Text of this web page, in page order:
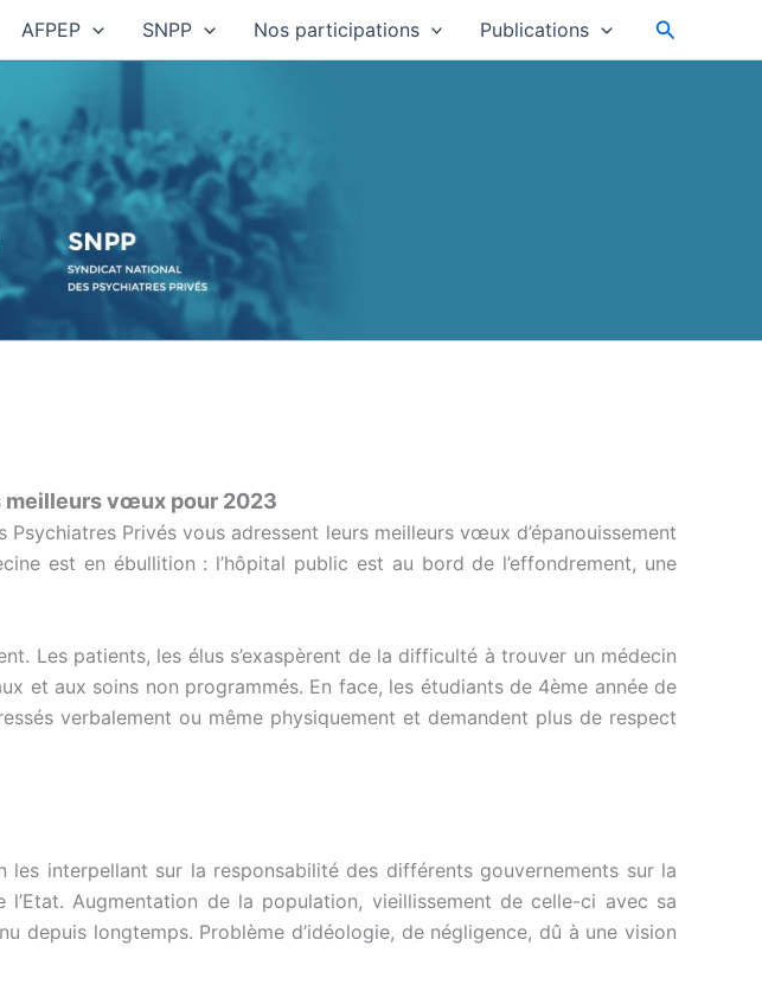
AFPEP SNPP Nos participations Publications
meilleurs vœux pour 2023
Privés vous adressent leurs meilleurs vœux d’épanouissement
est en ébullition : l’hôpital public est au bord de l’effondrement, une
Les patients, les élus s’exaspèrent de la difficulté à trouver un médecin
et aux soins non programmés. En face, les étudiants de 4ème année de
verbalement ou même physiquement et demandent plus de respect
les interpellant sur la responsabilité des différents gouvernements sur la
Augmentation de la population, vieillissement de celle-ci avec sa
longtemps. Problème d’idéologie, de négligence, dû à une vision